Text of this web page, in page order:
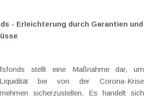
- Erleichterung durch Garantien und
stellt eine Maßnahme dar, um
sicherzustellen. Es handelt sich